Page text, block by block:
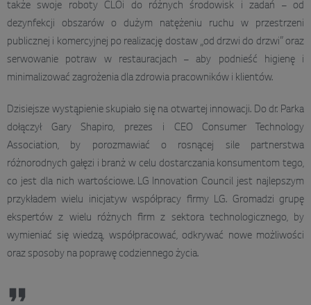
także swoje roboty CLOi do różnych środowisk i zadań – od
dezynfekcji obszarów o dużym natężeniu ruchu w przestrzeni
publicznej i komercyjnej po realizację dostaw „od drzwi do drzwi” oraz
serwowanie potraw w restauracjach – aby podnieść higienę i
minimalizować zagrożenia dla zdrowia pracowników i klientów.
Dzisiejsze wystąpienie skupiało się na otwartej innowacji. Do dr. Parka
dołączył Gary Shapiro, prezes i CEO Consumer Technology
Association, by porozmawiać o rosnącej sile partnerstwa
różnorodnych gałęzi i branż w celu dostarczania konsumentom tego,
co jest dla nich wartościowe. LG Innovation Council jest najlepszym
przykładem wielu inicjatyw współpracy firmy LG. Gromadzi grupę
ekspertów z wielu różnych firm z sektora technologicznego, by
wymieniać się wiedzą, współpracować, odkrywać nowe możliwości
oraz sposoby na poprawę codziennego życia.